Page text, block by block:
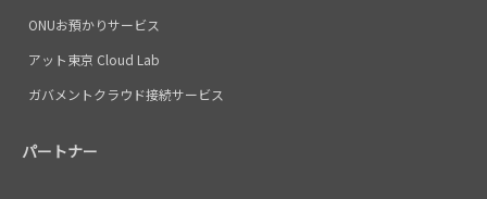
ONUお預かりサービス
アット東京 Cloud Lab
ガバメントクラウド接続サービス
パートナー